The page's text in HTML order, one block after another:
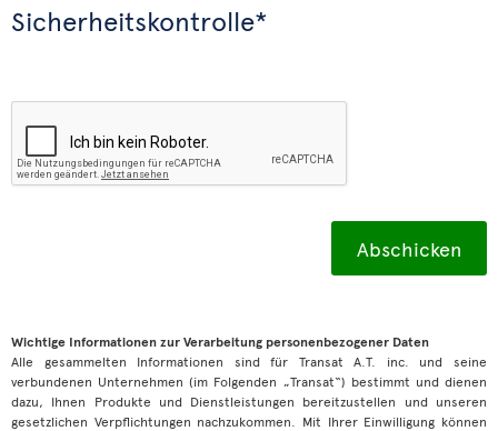
Sicherheitskontrolle*
Wichtige Informationen zur Verarbeitung personenbezogener Daten
Alle gesammelten Informationen sind für Transat A.T. inc. und seine
verbundenen Unternehmen (im Folgenden „Transat“) bestimmt und dienen
dazu, Ihnen Produkte und Dienstleistungen bereitzustellen und unseren
gesetzlichen Verpflichtungen nachzukommen. Mit Ihrer Einwilligung können